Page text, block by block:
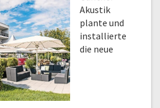
Akustik
plante und
installierte
die neue